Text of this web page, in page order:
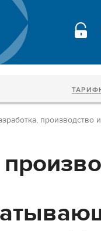
производство